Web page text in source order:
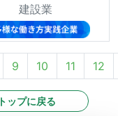
建設業
9 10 11 12
トップに戻る